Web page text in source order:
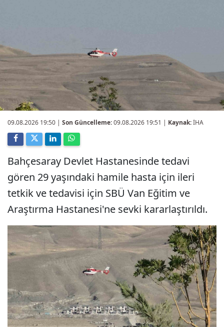
09.08.2026 19:50 | Son Güncelleme:09.08.2026 19:51 | Kaynak:İHA
Bahçesaray Devlet Hastanesinde tedavi
gören 29 yaşındaki hamile hasta için ileri
tetkik ve tedavisi için SBÜ Van Eğitim ve
Araştırma Hastanesi'ne sevki kararlaştırıldı.